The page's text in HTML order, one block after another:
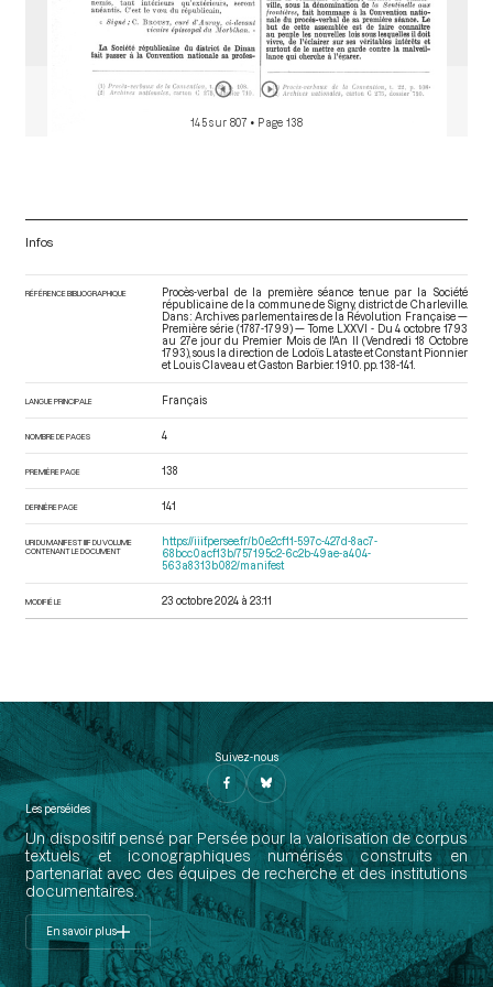
145 sur 807 • Page 138
Infos
RÉFÉRENCE BIBLIOGRAPHIQUE
Procès-verbal de la première séance tenue par la Société
républicaine de la commune de Signy, district de Charleville.
Dans : Archives parlementaires de la Révolution Française —
Première série (1787-1799) — Tome LXXVI - Du 4 octobre 1793
au 27e jour du Premier Mois de l'An II (Vendredi 18 Octobre
1793) , sous la direction de Lodoïs Lataste et Constant Pionnier
et Louis Claveau et Gaston Barbier. 1910. pp. 138-141.
LANGUE PRINCIPALE Français
NOMBRE DE PAGES 4
PREMIÈRE PAGE 138
DERNIÈRE PAGE 141
URI DU MANIFEST IIIF DU VOLUME
CONTENANT LE DOCUMENT
https://iiif.persee.fr/b0e2cf11-597c-427d-8ac7-
68bcc0acf13b/757195c2-6c2b-49ae-a404-
563a8313b082/manifest
MODIFIÉ LE 23 octobre 2024 à 23:11
Suivez-nous
Les perséides
Un dispositif pensé par Persée pour la valorisation de corpus
textuels et iconographiques numérisés construits en
partenariat avec des équipes de recherche et des institutions
documentaires.
En savoir plus